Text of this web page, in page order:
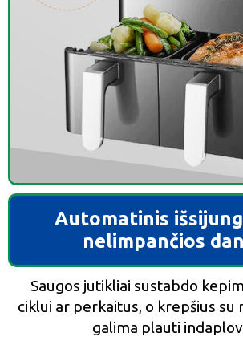
Automatinis
nelimpančios
Saugos jutikliai sustabdo
ciklui ar perkaitus, o krepšius su
galima plauti